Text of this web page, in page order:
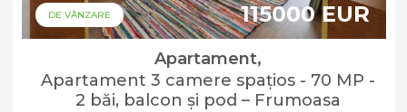
DE VÂNZARE 115000 EUR
Apartament,
Apartament 3 camere spațios - 70 MP -
2 băi, balcon și pod – Frumoasa